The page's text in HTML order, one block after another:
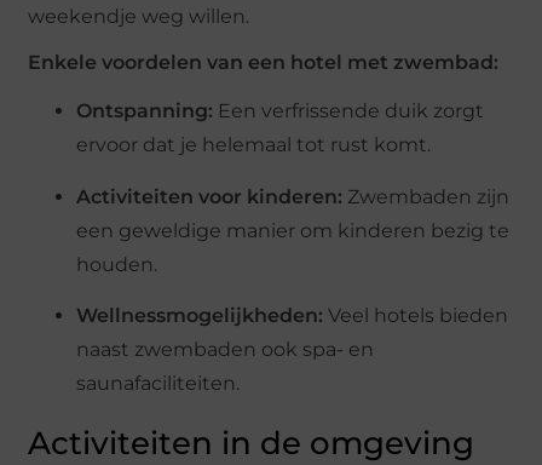
weekendje weg willen.
Enkele voordelen van een hotel met zwembad:
Ontspanning: Een verfrissende duik zorgt
ervoor dat je helemaal tot rust komt.
Activiteiten voor kinderen: Zwembaden zijn
een geweldige manier om kinderen bezig te
houden.
Wellnessmogelijkheden: Veel hotels bieden
naast zwembaden ook spa- en
saunafaciliteiten.
Activiteiten in de omgeving